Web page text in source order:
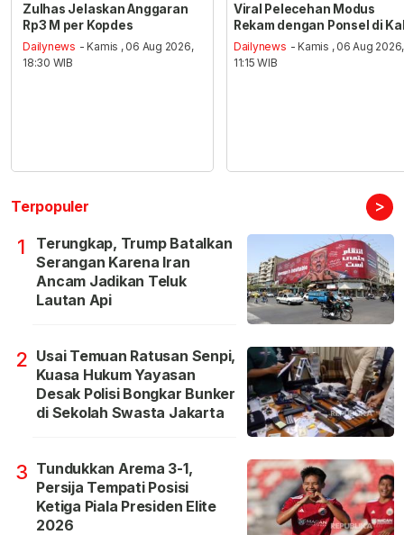
Zulhas Jelaskan Anggaran
Rp3 M per Kopdes
Dailynews - Kamis , 06 Aug 2026,
18:30 WIB
Viral Pelecehan Modus
Rekam dengan Ponsel di
Dailynews - Kamis , 06 Aug 2026,
11:15 WIB
Terpopuler >
1
Terungkap, Trump Batalkan
Serangan Karena Iran
Ancam Jadikan Teluk
Lautan Api
2 Usai Temuan Ratusan Senpi,
Kuasa Hukum Yayasan
Desak Polisi Bongkar Bunker
di Sekolah Swasta Jakarta
3 Tundukkan Arema 3-1,
Persija Tempati Posisi
Ketiga Piala Presiden Elite
2026